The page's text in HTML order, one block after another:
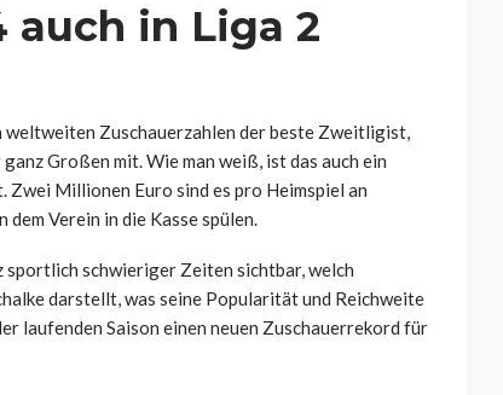
auch in Liga 2
Zuschauerzahlen der beste Zweitligist,
Großen mit. Wie man weiß, ist das auch ein
Zwei Millionen Euro sind es pro Heimspiel an
Verein in die Kasse spülen.
schwieriger Zeiten sichtbar, welch
darstellt, was seine Popularität und Reichweite
laufenden Saison einen neuen Zuschauerrekord für